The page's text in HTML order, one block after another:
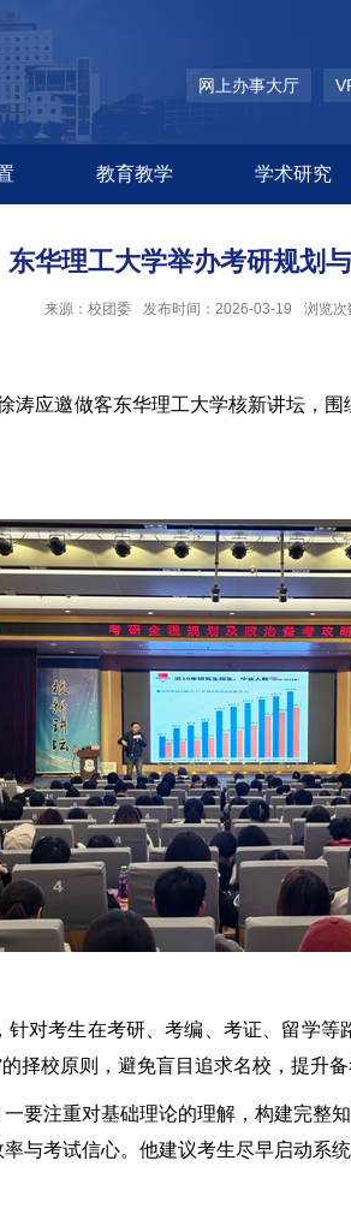
网上办事大厅
教育教学 学术研究
东华理工大学举办考研规划
来源：校团委 发布时间：2026-03-19 浏览次
涛应邀做客东华理工大学核新讲坛，
对考生在考研、考编、考证、留学
择校原则，避免盲目追求名校，提升备
要注重对基础理论的理解，构建完整
与考试信心。他建议考生尽早启动系